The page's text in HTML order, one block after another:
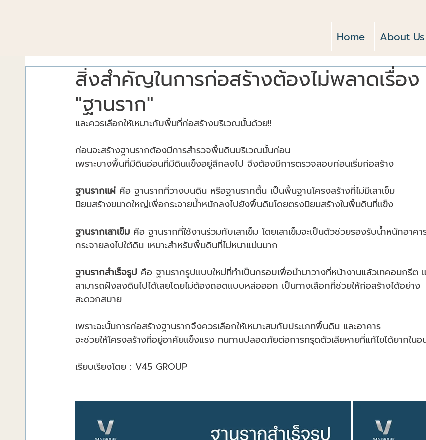
Home About Us
สิ่งสำคัญในการก่อสร้างต้องไม่พลาดเรื่อง
"ฐานราก"
และควรเลือกให้เหมาะกับพื้นที่ก่อสร้างบริเวณนั้นด้วย!!
ก่อนจะสร้างฐานรากต้องมีการสำรวจพื้นดินบริเวณนั้นก่อน
เพราะบางพื้นที่มีดินอ่อนที่มีดินแข็งอยู่ลึกลงไป จึงต้องมีการตรวจสอบก่อนเริ่มก่อสร้าง
ฐานรากแผ่ คือ ฐานรากที่วางบนดิน หรือฐานรากตื้น เป็นพื้นฐานโครงสร้างที่ไม่มีเสาเข็ม
นิยมสร้างขนาดใหญ่เพื่อกระจายน้ำหนักลงไปยังพื้นดินโดยตรงนิยมสร้างในพื้นดินที่แข็ง
ฐานรากเสาเข็ม คือ ฐานรากที่ใช้งานร่วมกับเสาเข็ม โดยเสาเข็มจะเป็นตัวช่วยรองรับน้ำหนักอาคา
กระจายลงไปใต้ดิน เหมาะสำหรับพื้นดินที่ไม่หนาแน่นมาก
ฐานรากสำเร็จรูป คือ ฐานรากรูปแบบใหม่ที่ทำเป็นกรอบเพื่อนำมาวางที่หน้างานแล้วเทคอนกรีต
สามารถฝังลงดินไปได้เลยโดยไม่ต้องถอดแบบหล่อออก เป็นทางเลือกที่ช่วยให้ก่อสร้างได้อย่าง
สะดวกสบาย
เพราะฉะนั้นการก่อสร้างฐานรากจึงควรเลือกให้เหมาะสมกับประเภทพื้นดิน และอาคาร
จะช่วยให้โครงสร้างที่อยู่อาศัยแข็งแรง ทนทานปลอดภัยต่อการทรุดตัวเสียหายที่แก้ไขได้ยากใน
เรียบเรียงโดย : V45 GROUP